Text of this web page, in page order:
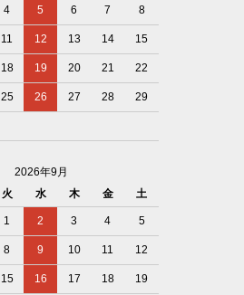
4 5 6 7 8
11 12 13 14 15
18 19 20 21 22
25 26 27 28 29
2026年9月
火 水 木 金 土
1 2 3 4 5
8 9 10 11 12
15 16 17 18 19